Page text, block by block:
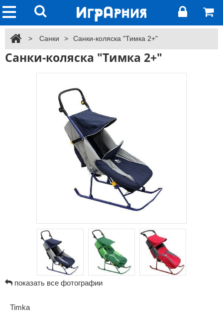
> Санки > Санки-коляска "Тимка 2+"
Санки-коляска "Тимка 2+"
показать все фотографии
Timka